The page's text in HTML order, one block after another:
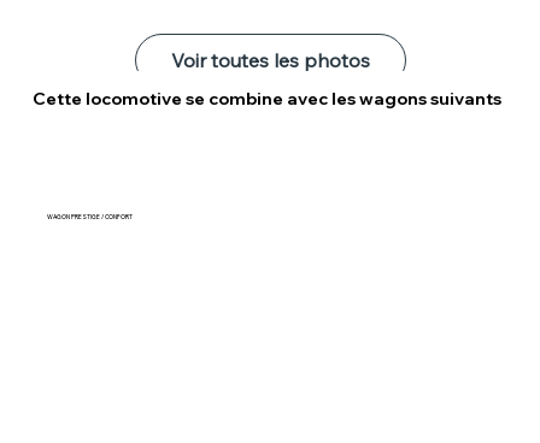
Voir toutes les photos
Cette locomotive se combine avec les wagons suivants
WAGON PRESTIGE / CONFORT